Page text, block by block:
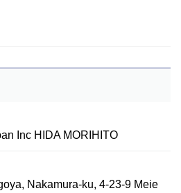
Inc HIDA MORIHITO
Nakamura-ku, 4-23-9 Meie